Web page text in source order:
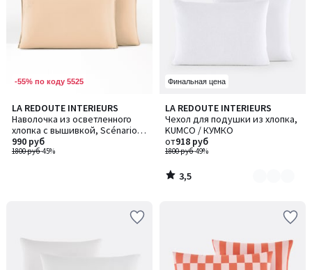
-55% по коду 5525
LA REDOUTE INTERIEURS
Наволочка из осветленного
хлопка с вышивкой, Scénario /
Сценарио
1800 руб-45%
990 руб
Финальная цена
LA REDOUTE INTERIEURS
Чехол для подушки из хлопка,
KUMCO / КУМКО
1800 руб-49%
от918 руб
3,5
/ 5
Количество
цветов:
5
3,5
/